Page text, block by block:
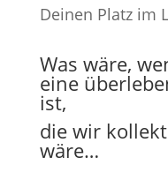
Deinen Platz im
Was wäre,
eine
ist,
die wir
wäre…